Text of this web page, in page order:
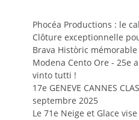
Phocéa Productions : le
Clôture exceptionnelle
Brava Històric mémorable
Modena Cento Ore - 25e
vinto tutti !
17e GENEVE CANNES
septembre 2025
Le 71e Neige et Glace vise